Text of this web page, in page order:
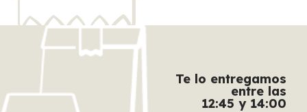
Te lo entregamos
entre las
12:45 y 14:00